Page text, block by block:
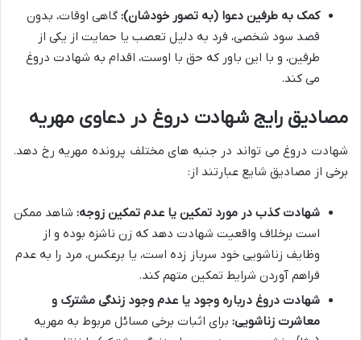
کمک به طرفین دعوا (به تصور خودشان): گاهی اوقات، بدون
قصد سود شخصی، فرد به دلیل تعصب یا حمایت از یکی از
طرفین، و با این باور که حق با اوست، اقدام به شهادت دروغ
می کند.
مصادیق رایج شهادت دروغ در دعاوی مهریه
شهادت دروغ می تواند در جنبه های مختلف پرونده مهریه رخ دهد.
برخی از مصادیق شایع عبارتند از:
شهادت کذب در مورد تمکین یا عدم تمکین زوجه: شاهد ممکن
است برخلاف واقعیت شهادت دهد که زن ناشزه بوده و از
وظایف زناشویی خود سرباز زده است، یا برعکس، مرد را به عدم
فراهم آوردن شرایط تمکین متهم کند.
شهادت دروغ درباره وجود یا عدم وجود زندگی مشترک و
معاشرت زناشویی: برای اثبات برخی مسائل مربوط به مهریه